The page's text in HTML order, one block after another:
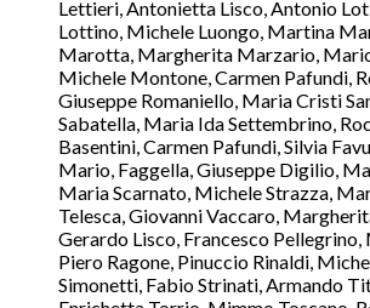
Lettieri, Antonietta Lisco, Antonio
Lottino, Michele Luongo, Martina
Marotta, Margherita Marzario,
Michele Montone, Carmen Pafundi,
Giuseppe Romaniello, Maria Cristi
Sabatella, Maria Ida Settembrino,
Basentini, Carmen Pafundi, Silvia
Mario, Faggella, Giuseppe Digilio,
Maria Scarnato, Michele Strazza,
Telesca, Giovanni Vaccaro,
Gerardo Lisco, Francesco
Piero Ragone, Pinuccio Rinaldi,
Simonetti, Fabio Strinati, Armando